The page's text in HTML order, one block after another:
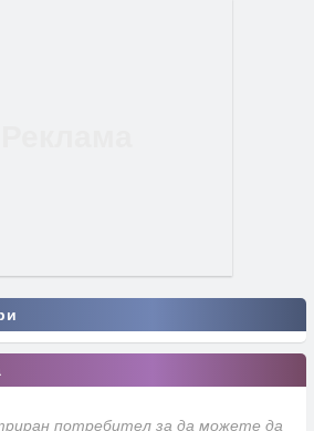
потребител за да можете да